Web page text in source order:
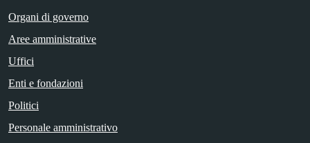
Organi di governo
Aree amministrative
Uffici
Enti e fondazioni
Politici
Personale amministrativo